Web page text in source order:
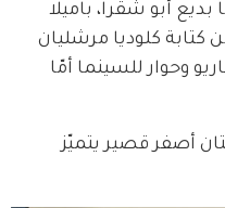
أبو شقرا، باميلا
كتابة كلوديا مرشليان
وحوار للسينما أمّا
أصفر قصير يتميّز